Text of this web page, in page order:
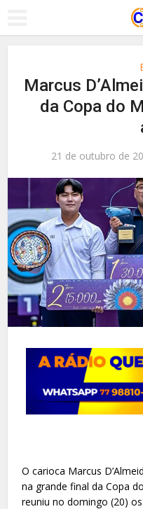
Marcus
da Copa do
21 de outubro de
O carioca Marcus
na grande final da Copa
reuniu no domingo (20)